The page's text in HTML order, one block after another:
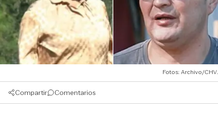
Fotos: Archivo/CHV.
Compartir Comentarios